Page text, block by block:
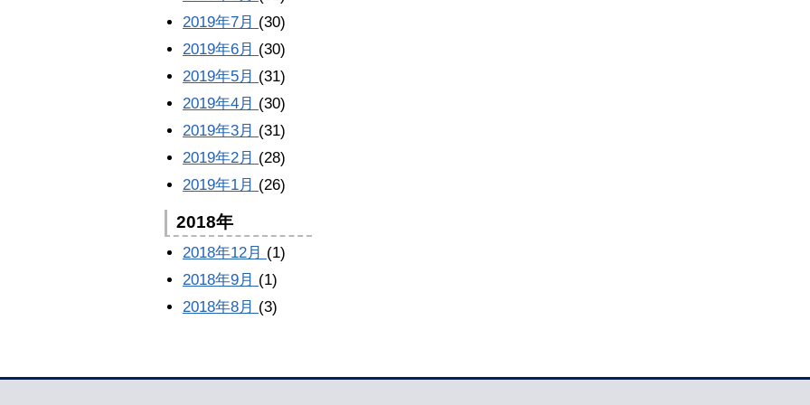
2019年7月 (30)
2019年6月 (30)
2019年5月 (31)
2019年4月 (30)
2019年3月 (31)
2019年2月 (28)
2019年1月 (26)
2018年
2018年12月 (1)
2018年9月 (1)
2018年8月 (3)